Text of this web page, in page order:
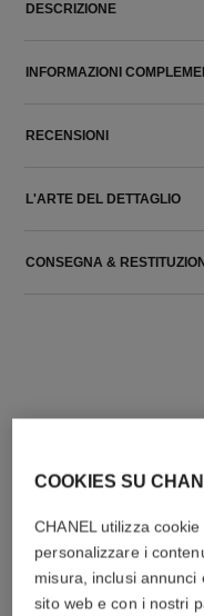
DESCRIZIONE
INFORMAZIONI
RECENSIONI
L'ARTE DEL DETTAGLIO
CONSEGNA &
COOKIES SU
CHANEL utilizza
personalizzare i
misura, inclusi
sito web e con i nostri